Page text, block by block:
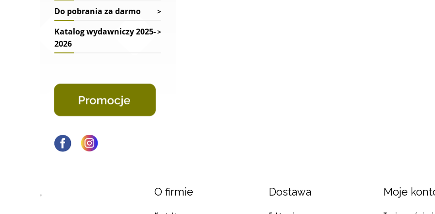
Do pobrania za darmo
Katalog wydawniczy 2025-
2026
, O firmie Dostawa Moje